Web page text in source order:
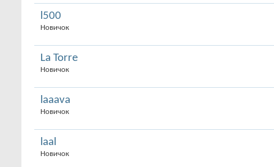
l500
Новичок
La Torre
Новичок
laaava
Новичок
laal
Новичок